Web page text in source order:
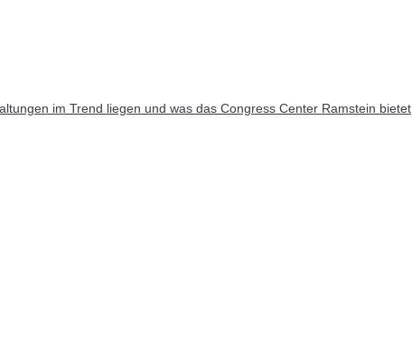
im Trend liegen und was das Congress Center Ramstein bietet